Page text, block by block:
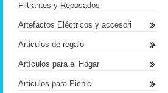
Filtrantes y Reposados
Artefactos Eléctricos y accesori
Articulos de regalo
Artículos para el Hogar
Articulos para Picnic